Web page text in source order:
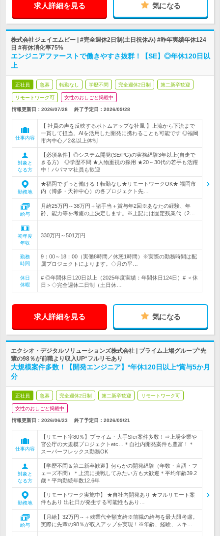
求人詳細を見る 気になる
株式会社ジェイエムピー | #完全週休2日制(土日祝休み) #昨年実績年休124
日 #有休消化率75%
エンジニアファーストで働きやすさ抜群！【SE】◎年休120日以
上
正社員 急募 転勤なし 学歴不問 完全週休2日制 第二新卒歓迎
リモートワーク可 女性のおしごと掲載中
情報更新日：2026/07/28 終了予定日： 2026/09/28
仕事内容
【 社員の声を反映するボトムアップな社風 】上流から下流まで
一貫して担当。AIを活用した開発に携わることも可能です ◎福岡
市内中心／2名以上体制
対象と
なる方
【必須条件】◎システム開発(SE/PG)の実務経験3年以上(自走で
きる方) ◎学歴不問 ★人物重視の採用 ★20～30代の若手も活躍
中！パパママ社員も歓迎
勤務地
★福岡でずっと働ける！転勤なし★リモートワークOK★ 福岡市
内（博多・天神中心）の各プロジェクト先…
給与
月給25万円～38万円＋諸手当＋賞与年2回※あなたの経験、年
齢、能力等を考慮の上決定します。※上記には固定残業代（2…
初年度
年収
330万円～501万円
勤務
時間
9：00～18：00（実働8時間／休憩1時間）※実際の勤務時間は配
属プロジェクトによります。◇月の平…
休日
休暇
# ◎年間休日120日以上（2025年度実績：年間休日124日）# ＜休
日＞◇完全週休二日制（土日休…
求人詳細を見る 気になる
エクシオ・デジタルソリューションズ株式会社 | プライム上場グループ*先
輩の98％が前職より収入UP*フルリモあり
大規模案件多数！【開発エンジニア】*年休120日以上*賞与5か月
分
正社員 急募 完全週休2日制 第二新卒歓迎 リモートワーク可
女性のおしごと掲載中
情報更新日：2026/06/23 終了予定日： 2026/09/21
仕事内容
【リモート率80％】プライム・大手SIer案件多数！⇒上場企業や
官公庁の大規模プロジェクトetc…＊自社内開発案件も豊富！＊
スーパーフレックス勤務OK
対象と
なる方
【学歴不問＆第二新卒歓迎】何らかの開発経験（年数・言語・フ
ェーズ不問）＊上流に挑戦してみたい方も大歓迎＊平均年齢39.2
歳＊平均勤続年数12.6年
勤務地
【リモートワーク実施中】 ★自社内開発あり ★フルリモート案
件もあり 出社日が発生する可能性もあり…
給与
【月給】32万円～＋残業代全額支給※前職の給与を最大限考慮。
実際に先輩の98％が収入アップを実現！※年齢、経験、スキ…